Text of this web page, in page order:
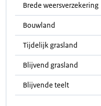
Brede weersverzekering
Bouwland
Tijdelijk grasland
Blijvend grasland
Blijvende teelt